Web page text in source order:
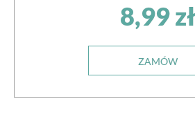
8,99 zł
ZAMÓW